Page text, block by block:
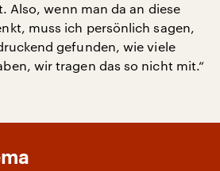
Also, wenn man da an diese
muss ich persönlich sagen,
gefunden, wie viele
wir tragen das so nicht mit.“